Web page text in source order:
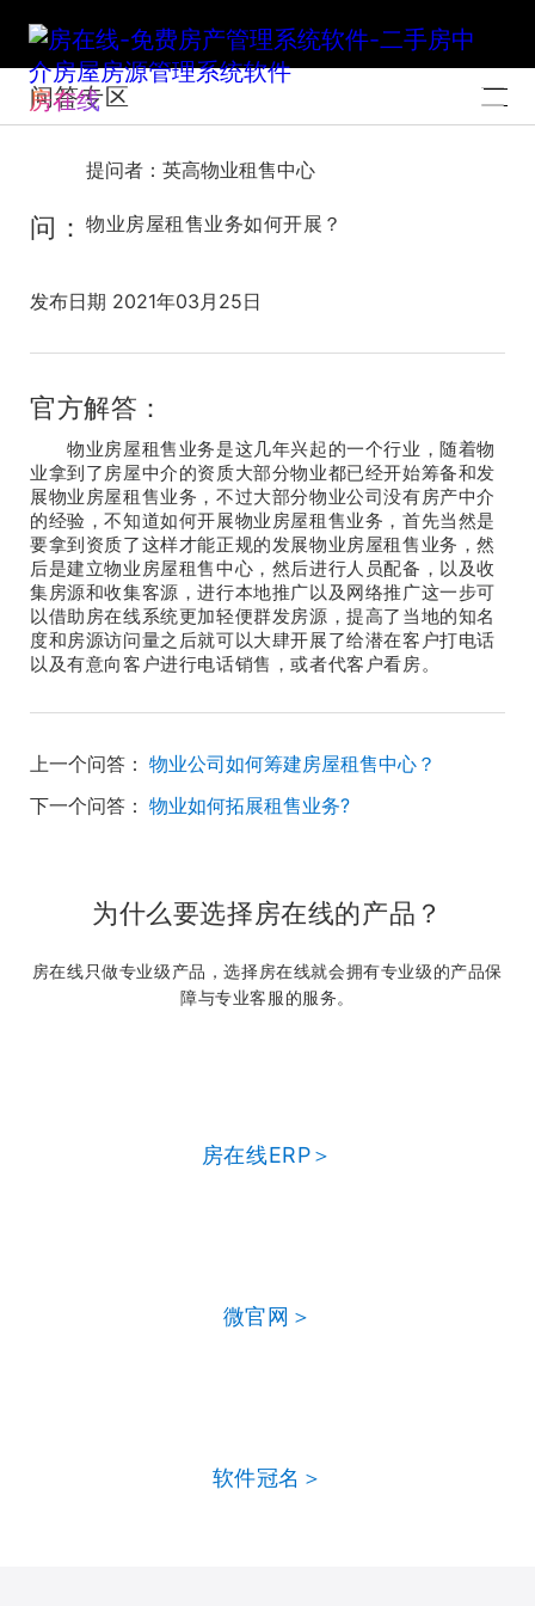
房在线
问答专区
提问者：英高物业租售中心
问： 物业房屋租售业务如何开展？
发布日期 2021年03月25日
官方解答：
物业房屋租售业务是这几年兴起的一个行业，随着物
业拿到了房屋中介的资质大部分物业都已经开始筹备和发
展物业房屋租售业务，不过大部分物业公司没有房产中介
的经验，不知道如何开展物业房屋租售业务，首先当然是
要拿到资质了这样才能正规的发展物业房屋租售业务，然
后是建立物业房屋租售中心，然后进行人员配备，以及收
集房源和收集客源，进行本地推广以及网络推广这一步可
以借助房在线系统更加轻便群发房源，提高了当地的知名
度和房源访问量之后就可以大肆开展了给潜在客户打电话
以及有意向客户进行电话销售，或者代客户看房。
上一个问答： 物业公司如何筹建房屋租售中心？
下一个问答： 物业如何拓展租售业务?
为什么要选择房在线的产品？
房在线只做专业级产品，选择房在线就会拥有专业级的产品保
障与专业客服的服务。
房在线ERP＞
微官网＞
软件冠名＞